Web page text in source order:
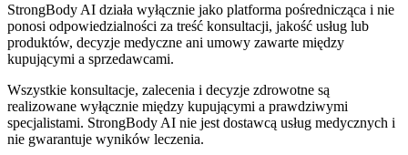
StrongBody AI działa wyłącznie jako platforma pośrednicząca i nie
ponosi odpowiedzialności za treść konsultacji, jakość usług lub
produktów, decyzje medyczne ani umowy zawarte między
kupującymi a sprzedawcami.
Wszystkie konsultacje, zalecenia i decyzje zdrowotne są
realizowane wyłącznie między kupującymi a prawdziwymi
specjalistami. StrongBody AI nie jest dostawcą usług medycznych i
nie gwarantuje wyników leczenia.